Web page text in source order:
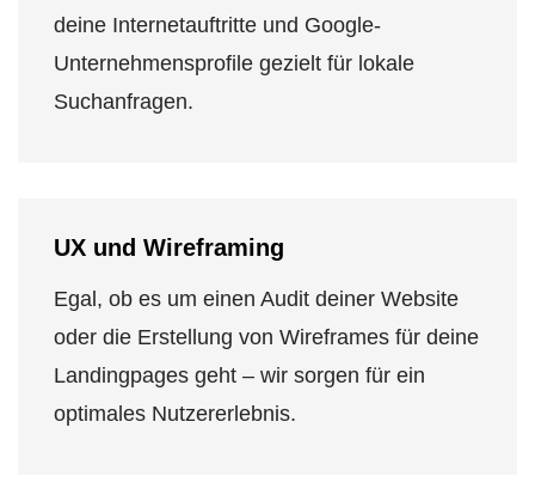
deine Internetauftritte und Google-
Unternehmensprofile gezielt für lokale
Suchanfragen.
UX und Wireframing
Egal, ob es um einen Audit deiner Website
oder die Erstellung von Wireframes für deine
Landingpages geht – wir sorgen für ein
optimales Nutzererlebnis.